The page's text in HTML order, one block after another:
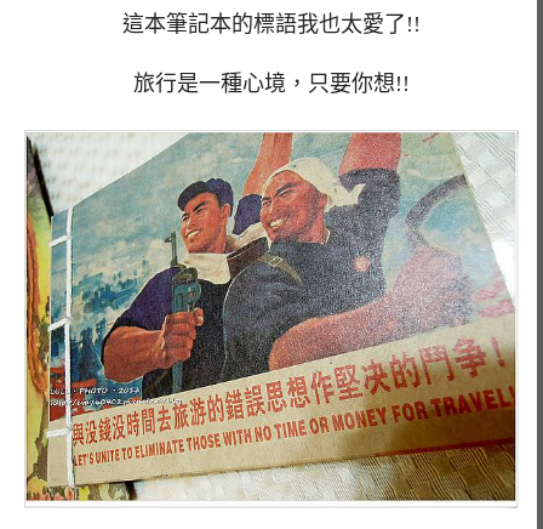
這本筆記本的標語我也太愛了!!
旅行是一種心境，只要你想!!